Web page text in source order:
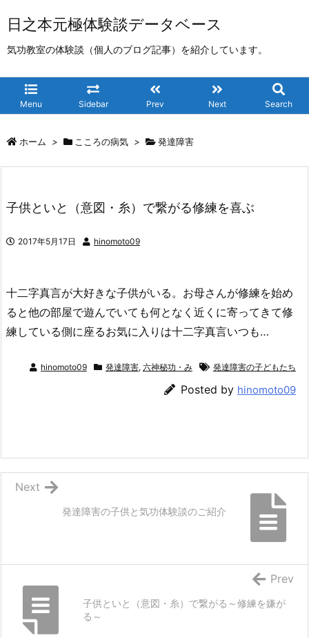
日之本元極体験談データベース
気功教室の体験談（個人のブログ記事）を紹介しています。
Menu Sidebar Prev Next Search
ホーム > こころの病気 > 発達障害
子供といと（意図・糸）で繋がる修練を喜ぶ
2017年5月17日 hinomoto09
十二字真言が大好きな子供がいる。お母さんが修練を始め
ると他の部屋で遊んでいても何となく近くに寄ってきて修
練している側に座るお気に入りは十二字真言いつも…
hinomoto09 発達障害, 六神秘功・み 発達障害の子どもたち
Posted by hinomoto09
発達障害の子供と気功体験談のご紹介
Next
子供といと（意図・糸）で繋がる～修練を嫌が
る～
Prev